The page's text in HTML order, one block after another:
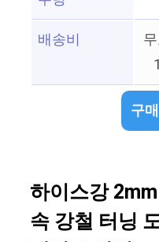
배송비
구
하이스강
속 강철 터닝